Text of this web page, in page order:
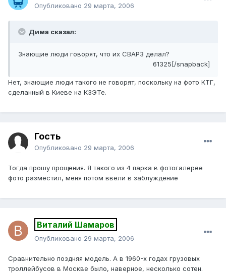
Опубликовано 29 марта, 2006
Дима сказал:
Знающие люди говорят, что их СВАРЗ делал?
61325[/snapback]
Нет, знающие люди такого не говорят, поскольку на фото КТГ,
сделанный в Киеве на КЗЭТе.
Гость
Опубликовано 29 марта, 2006
Тогда прошу прощения. Я такого из 4 парка в фотогалерее
фото разместил, меня потом ввели в заблуждение
Виталий Шамаров
Опубликовано 29 марта, 2006
Сравнительно поздняя модель. А в 1960-х годах грузовых
троллейбусов в Москве было, наверное, несколько сотен.